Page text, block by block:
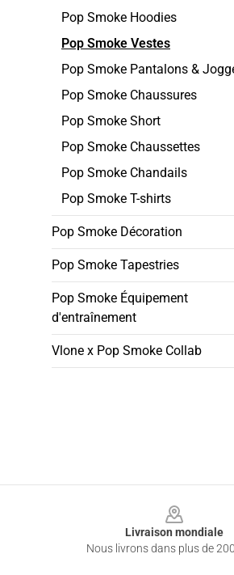
Pop Smoke Hoodies
Pop Smoke Vestes
Pop Smoke Pantalons &
Pop Smoke Chaussures
Pop Smoke Short
Pop Smoke Chaussettes
Pop Smoke Chandails
Pop Smoke T-shirts
Pop Smoke Décoration
Pop Smoke Tapestries
Pop Smoke Équipement
d'entraînement
Vlone x Pop Smoke Collab
Livraison mondiale
Nous livrons dans plus de